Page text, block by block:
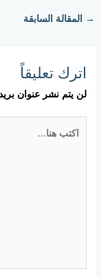
→ المقالة السابقة
اترك تعليقاً
لن يتم نشر عنوان